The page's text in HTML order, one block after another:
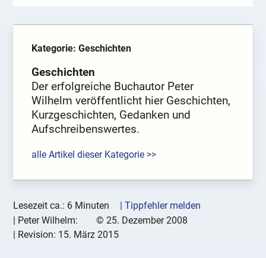
Kategorie: Geschichten
Geschichten
Der erfolgreiche Buchautor Peter
Wilhelm veröffentlicht hier Geschichten,
Kurzgeschichten, Gedanken und
Aufschreibenswertes.
alle Artikel dieser Kategorie >>
Lesezeit ca.: 6 Minuten
| Tippfehler melden
Peter Wilhelm: © 25. Dezember 2008
| Revision: 15. März 2015